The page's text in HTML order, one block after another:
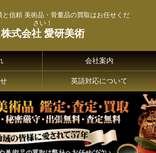
と信頼 美術品・骨董品の買取はお任せくだ
さい！
株式会社 愛研美術
会社案内
英語対応について